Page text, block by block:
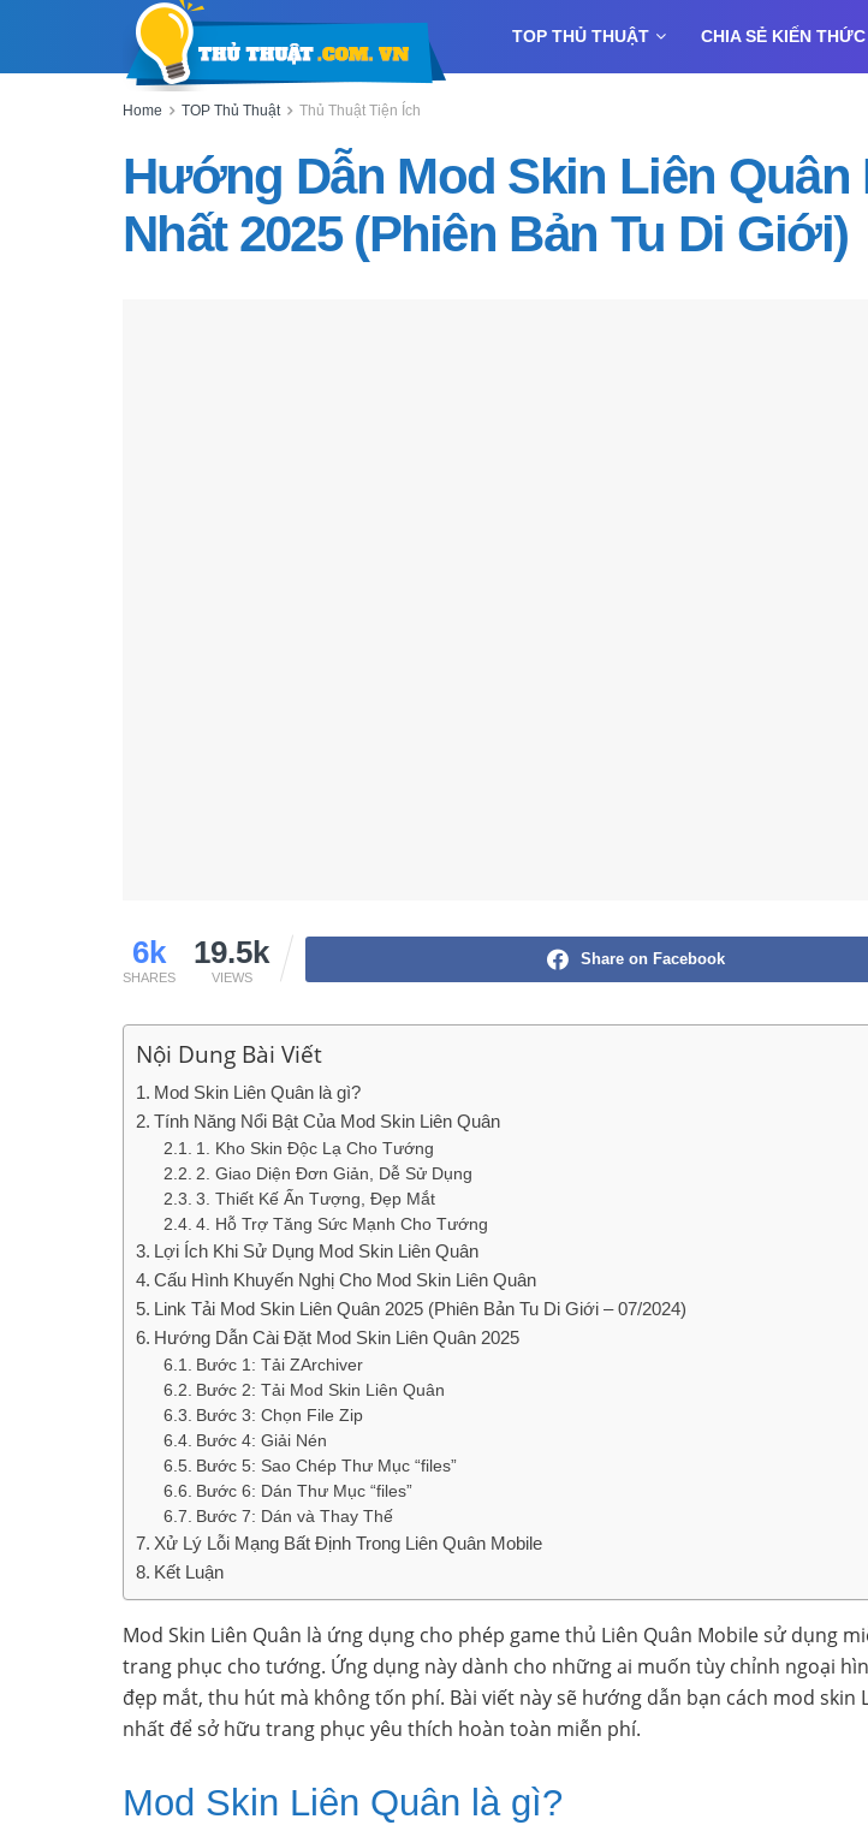
TOP THỦ THUẬT CHIA SẺ KIẾN THỨC
Home TOP Thủ Thuật Thủ Thuật Tiện Ích
Hướng Dẫn Mod Skin Liên Quân
Nhất 2025 (Phiên Bản Tu Di Giới)
6k
SHARES
19.5k
VIEWS
Share on Facebook
Nội Dung Bài Viết
Mod Skin Liên Quân là gì?
Tính Năng Nổi Bật Của Mod Skin Liên Quân
1. Kho Skin Độc Lạ Cho Tướng
2. Giao Diện Đơn Giản, Dễ Sử Dụng
3. Thiết Kế Ấn Tượng, Đẹp Mắt
4. Hỗ Trợ Tăng Sức Mạnh Cho Tướng
Lợi Ích Khi Sử Dụng Mod Skin Liên Quân
Cấu Hình Khuyến Nghị Cho Mod Skin Liên Quân
Link Tải Mod Skin Liên Quân 2025 (Phiên Bản Tu Di Giới – 07/2024)
Hướng Dẫn Cài Đặt Mod Skin Liên Quân 2025
Bước 1: Tải ZArchiver
Bước 2: Tải Mod Skin Liên Quân
Bước 3: Chọn File Zip
Bước 4: Giải Nén
Bước 5: Sao Chép Thư Mục “files”
Bước 6: Dán Thư Mục “files”
Bước 7: Dán và Thay Thế
Xử Lý Lỗi Mạng Bất Định Trong Liên Quân Mobile
Kết Luận
Mod Skin Liên Quân là ứng dụng cho phép game thủ Liên Quân Mobile sử dụng
trang phục cho tướng. Ứng dụng này dành cho những ai muốn tùy chỉnh ngoại
đẹp mắt, thu hút mà không tốn phí. Bài viết này sẽ hướng dẫn bạn cách mod skin
nhất để sở hữu trang phục yêu thích hoàn toàn miễn phí.
Mod Skin Liên Quân là gì?